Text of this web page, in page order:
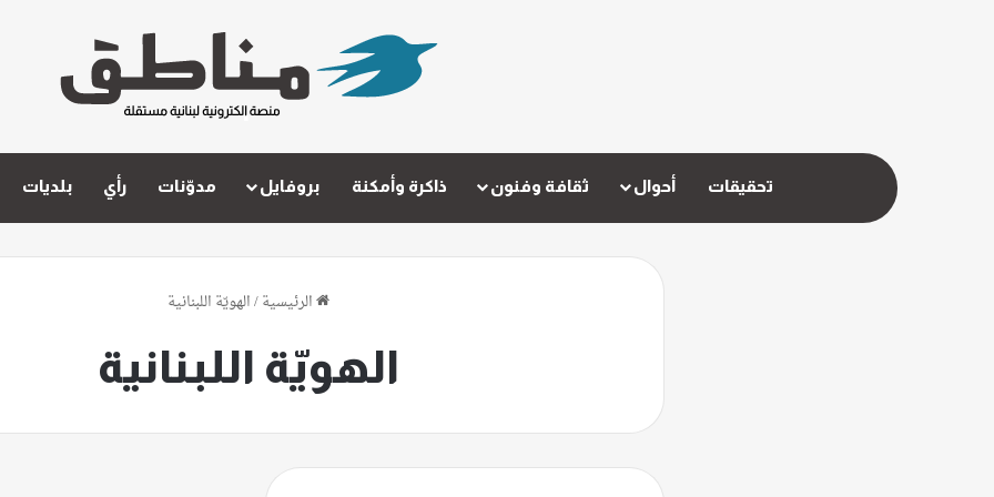
تحقيقات أحوال ثقافة وفنون ذاكرة وأمكنة بروفايل مدوّنات رأي بلديات
الرئيسية/الهويّة اللبنانية
الهويّة اللبنانية